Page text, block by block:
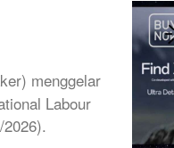
menggelar
Labour